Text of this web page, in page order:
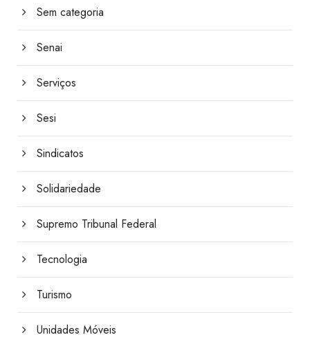
Sem categoria
Senai
Serviços
Sesi
Sindicatos
Solidariedade
Supremo Tribunal Federal
Tecnologia
Turismo
Unidades Móveis